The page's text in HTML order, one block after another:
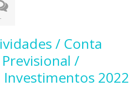
-
/ Conta
/
2022